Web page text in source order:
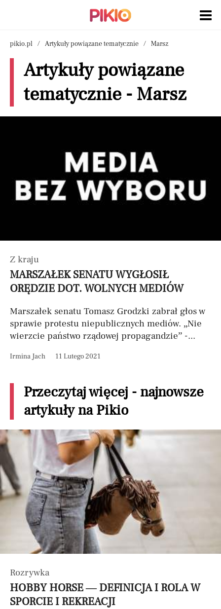
pikio.pl Artykuły powiązane tematycznie Marsz
Artykuły powiązane
tematycznie - Marsz
Z kraju
MARSZAŁEK SENATU WYGŁOSIŁ
ORĘDZIE DOT. WOLNYCH MEDIÓW
Marszałek senatu Tomasz Grodzki zabrał głos w
sprawie protestu niepublicznych mediów. „Nie
wierzcie państwo rządowej propagandzie” -...
Irmina Jach 11 Lutego 2021
Przeczytaj więcej - najnowsze
artykuły na Pikio
Rozrywka
HOBBY HORSE — DEFINICJA I ROLA W
SPORCIE I REKREACJI